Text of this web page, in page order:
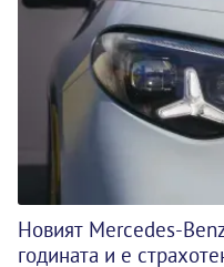
Новият Mercedes-
годината и е